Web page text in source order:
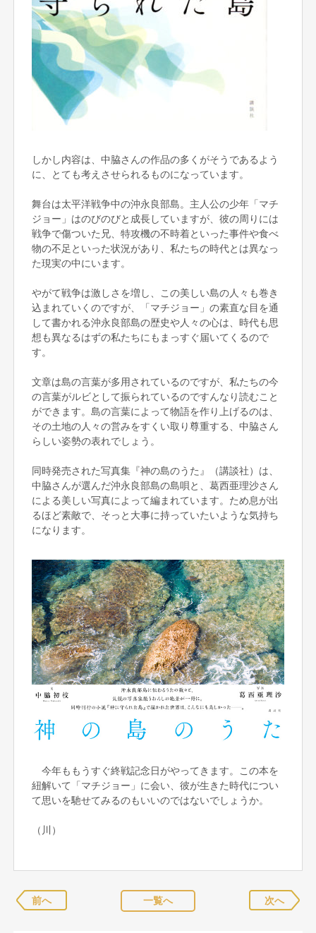
しかし内容は、中脇さんの作品の多くがそうであるよう
に、とても考えさせられるものになっています。
舞台は太平洋戦争中の沖永良部島。主人公の少年「マチ
ジョー」はのびのびと成長していますが、彼の周りには
戦争で傷ついた兄、特攻機の不時着といった事件や食べ
物の不足といった状況があり、私たちの時代とは異なっ
た現実の中にいます。
やがて戦争は激しさを増し、この美しい島の人々も巻き
込まれていくのですが、「マチジョー」の素直な目を通
して書かれる沖永良部島の歴史や人々の心は、時代も思
想も異なるはずの私たちにもまっすぐ届いてくるので
す。
文章は島の言葉が多用されているのですが、私たちの今
の言葉がルビとして振られているのですんなり読むこと
ができます。島の言葉によって物語を作り上げるのは、
その土地の人々の営みをすくい取り尊重する、中脇さん
らしい姿勢の表れでしょう。
同時発売された写真集『神の島のうた』（講談社）は、
中脇さんが選んだ沖永良部島の島唄と、葛西亜理沙さん
による美しい写真によって編まれています。ため息が出
るほど素敵で、そっと大事に持っていたいような気持ち
になります。
今年ももうすぐ終戦記念日がやってきます。この本を
紐解いて「マチジョー」に会い、彼が生きた時代につい
て思いを馳せてみるのもいいのではないでしょうか。
（川）
前へ 一覧へ 次へ